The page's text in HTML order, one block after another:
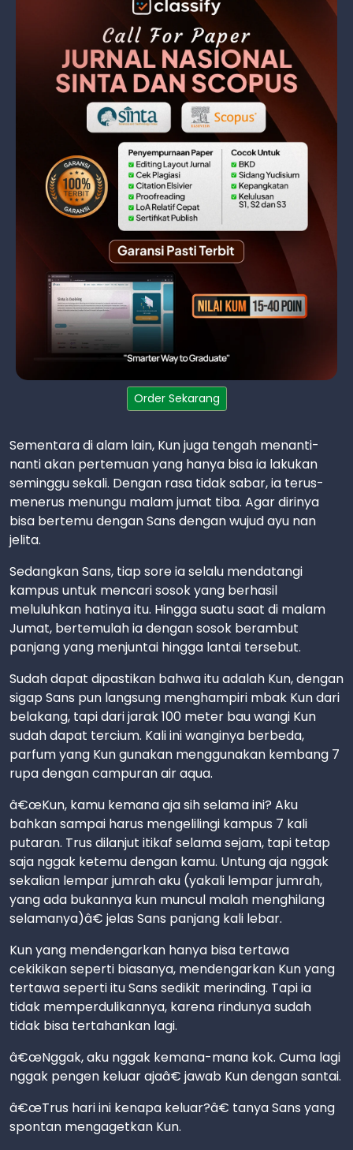
Order Sekarang
Sementara di alam lain, Kun juga tengah menanti-
nanti akan pertemuan yang hanya bisa ia lakukan
seminggu sekali. Dengan rasa tidak sabar, ia terus-
menerus menungu malam jumat tiba. Agar dirinya
bisa bertemu dengan Sans dengan wujud ayu nan
jelita.
Sedangkan Sans, tiap sore ia selalu mendatangi
kampus untuk mencari sosok yang berhasil
meluluhkan hatinya itu. Hingga suatu saat di malam
Jumat, bertemulah ia dengan sosok berambut
panjang yang menjuntai hingga lantai tersebut.
Sudah dapat dipastikan bahwa itu adalah Kun, dengan
sigap Sans pun langsung menghampiri mbak Kun dari
belakang, tapi dari jarak 100 meter bau wangi Kun
sudah dapat tercium. Kali ini wanginya berbeda,
parfum yang Kun gunakan menggunakan kembang 7
rupa dengan campuran air aqua.
â€œKun, kamu kemana aja sih selama ini? Aku
bahkan sampai harus mengelilingi kampus 7 kali
putaran. Trus dilanjut itikaf selama sejam, tapi tetap
saja nggak ketemu dengan kamu. Untung aja nggak
sekalian lempar jumrah aku (yakali lempar jumrah,
yang ada bukannya kun muncul malah menghilang
selamanya)â€ jelas Sans panjang kali lebar.
Kun yang mendengarkan hanya bisa tertawa
cekikikan seperti biasanya, mendengarkan Kun yang
tertawa seperti itu Sans sedikit merinding. Tapi ia
tidak memperdulikannya, karena rindunya sudah
tidak bisa tertahankan lagi.
â€œNggak, aku nggak kemana-mana kok. Cuma lagi
nggak pengen keluar ajaâ€ jawab Kun dengan santai.
â€œTrus hari ini kenapa keluar?â€ tanya Sans yang
spontan mengagetkan Kun.